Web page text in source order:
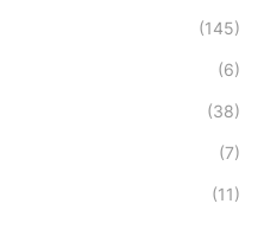
(145)
(6)
(38)
(7)
(11)